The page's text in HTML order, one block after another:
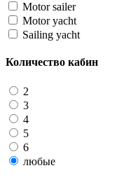
Motor sailer
Motor yacht
Sailing yacht
Количество кабин
2
3
4
5
6
любые